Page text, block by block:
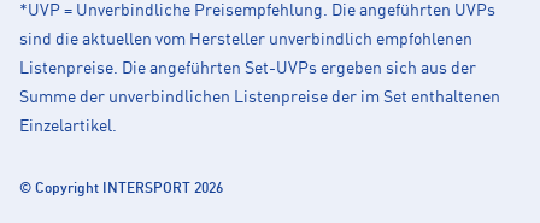
*UVP = Unverbindliche Preisempfehlung. Die angeführten UVPs
sind die aktuellen vom Hersteller unverbindlich empfohlenen
Listenpreise. Die angeführten Set-UVPs ergeben sich aus der
Summe der unverbindlichen Listenpreise der im Set enthaltenen
Einzelartikel.
© Copyright INTERSPORT 2026